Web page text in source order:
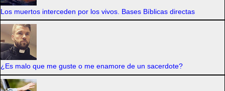
Los muertos interceden por los vivos. Bases Bíblicas directas
¿Es malo que me guste o me enamore de un sacerdote?